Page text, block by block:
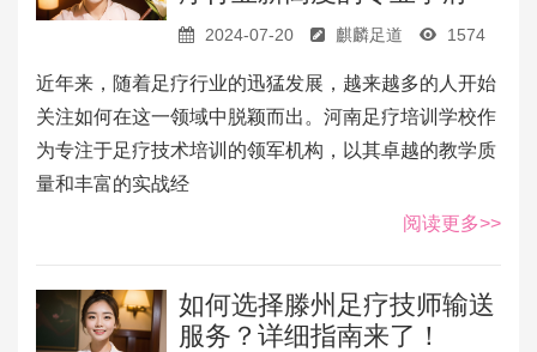
2024-07-20 麒麟足道 1574
近年来，随着足疗行业的迅猛发展，越来越多的人开始
关注如何在这一领域中脱颖而出。河南足疗培训学校作
为专注于足疗技术培训的领军机构，以其卓越的教学质
量和丰富的实战经
阅读更多>>
如何选择滕州足疗技师输送
服务？详细指南来了！